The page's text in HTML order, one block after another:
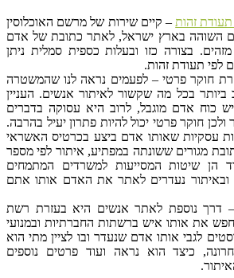
זהות– קיים שירות של מרשם האוכלוסין
השוהה בארץ ישראל, לאתר כתובת של אדם
בצורה כזו ובעלות כספית סמלית ניתן
לפי תעודת זהות.
חוקר פרטי – לפעמים נראה לנו שהמשטרה
ביותר בכל מה שקשור לאיתור אנשים. העניין
כוח אדם מוגבל, לרוב היא עסוקה בדברים
ולכן חוקר פרטי יכול להיות פתרון יעיל בהרבה.
עסקיות שאותו אדם ביצע בכרטיס האשראי
מגורים ששונתה במפתיע, איתור לפי מספר
הן שיטות המסייעות למשרדים המתמחים
ובאיתור נעדרים לאתר את האדם אותו אתם
דרך נוספת לאתר אנשים היא בעזרת רשת
את אותו איש ברשתות החברתיות ובמנועי
לגבי אותו אדם שנעדר ובו לציין מתי הוא
כיצד הוא נראה ועוד פרטים נוספים